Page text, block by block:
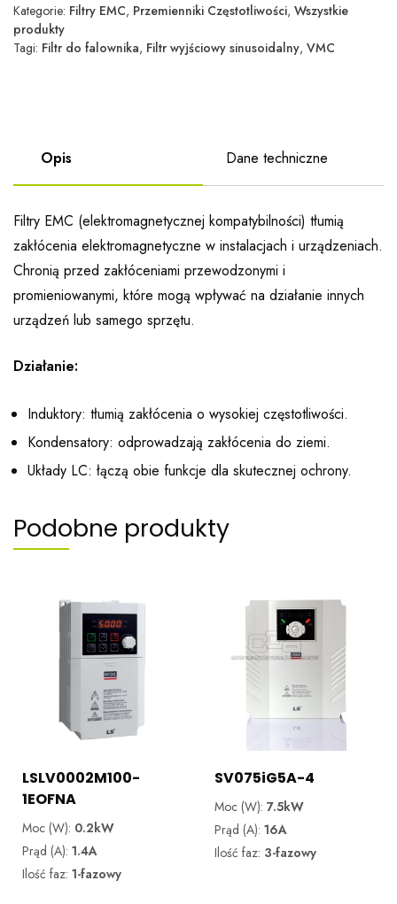
Kategorie: Filtry EMC, Przemienniki Częstotliwości, Wszystkie
produkty
Tagi: Filtr do falownika, Filtr wyjściowy sinusoidalny, VMC
Opis Dane techniczne
Filtry EMC (elektromagnetycznej kompatybilności) tłumią
zakłócenia elektromagnetyczne w instalacjach i urządzeniach.
Chronią przed zakłóceniami przewodzonymi i
promieniowanymi, które mogą wpływać na działanie innych
urządzeń lub samego sprzętu.
Działanie:
Induktory: tłumią zakłócenia o wysokiej częstotliwości.
Kondensatory: odprowadzają zakłócenia do ziemi.
Układy LC: łączą obie funkcje dla skutecznej ochrony.
Podobne produkty
LSLV0002M100-
1EOFNA
Moc (W): 0.2kW
Prąd (A): 1.4A
Ilość faz: 1-fazowy
SV075iG5A-4
Moc (W):7.5kW
Prąd (A):16A
Ilość faz: 3-fazowy